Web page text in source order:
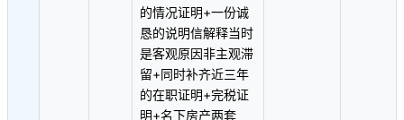
的情况证明+一份诚
恳的说明信解释当时
是客观原因非主观滞
留+同时补齐近三年
的在职证明+完税证
明+名下房产两套